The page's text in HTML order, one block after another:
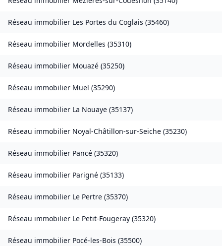
Réseau immobilier Les Portes du Coglais (35460)
Réseau immobilier Mordelles (35310)
Réseau immobilier Mouazé (35250)
Réseau immobilier Muel (35290)
Réseau immobilier La Nouaye (35137)
Réseau immobilier Noyal-Châtillon-sur-Seiche (35230)
Réseau immobilier Pancé (35320)
Réseau immobilier Parigné (35133)
Réseau immobilier Le Pertre (35370)
Réseau immobilier Le Petit-Fougeray (35320)
Réseau immobilier Pocé-les-Bois (35500)